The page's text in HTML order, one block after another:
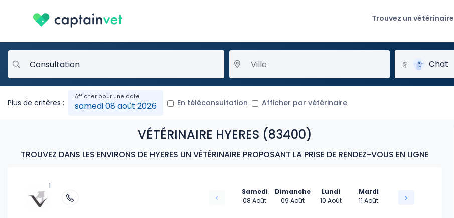
Trouvez un vétérinaire
Chat
Plus de critères : samedi 08 août 2026 En téléconsultation Afficher par vétérinaire
VÉTÉRINAIRE HYERES (83400)
TROUVEZ DANS LES ENVIRONS DE HYERES UN VÉTÉRINAIRE PROPOSANT LA PRISE DE RENDEZ-VOUS EN LIGNE
1
Samedi
08 Août
Dimanche
09 Août
Lundi
10 Août
Mardi
11 Août